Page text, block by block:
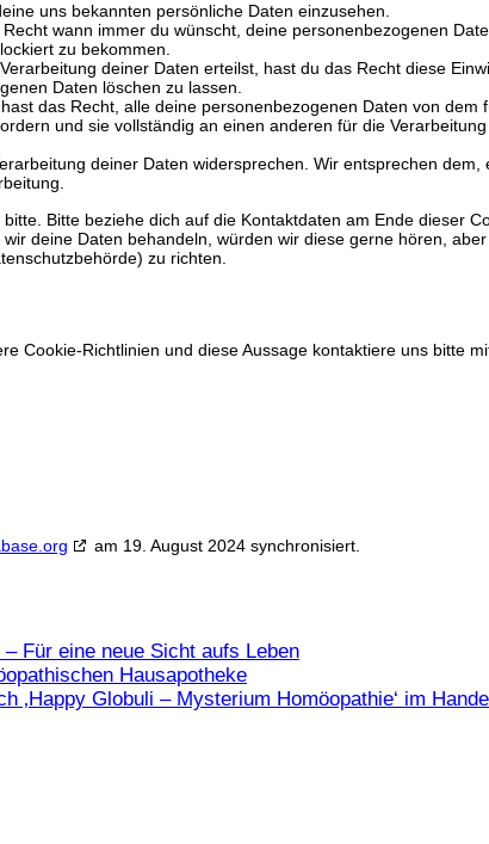
uns bekannten persönliche Daten einzusehen.
wann immer du wünscht, deine personenbezogenen
zu bekommen.
deiner Daten erteilst, hast du das Recht diese
Daten löschen zu lassen.
das Recht, alle deine personenbezogenen Daten von dem
und sie vollständig an einen anderen für die Verarbeitung
deiner Daten widersprechen. Wir entsprechen dem,
Bitte beziehe dich auf die Kontaktdaten am Ende dieser
deine Daten behandeln, würden wir diese gerne hören,
zu richten.
Cookie-Richtlinien und diese Aussage kontaktiere uns bitte
am 19. August 2024 synchronisiert.
– Für eine neue Sicht aufs Leben
Hausapotheke
‚Happy Globuli – Mysterium Homöopathie‘ im